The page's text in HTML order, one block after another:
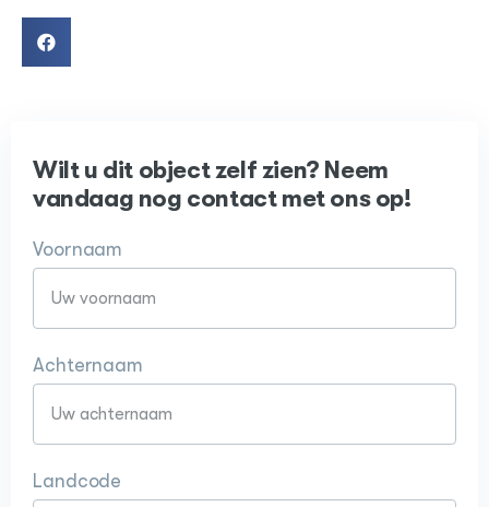
Wilt u dit object zelf zien? Neem
vandaag nog contact met ons op!
Voornaam
Achternaam
Landcode